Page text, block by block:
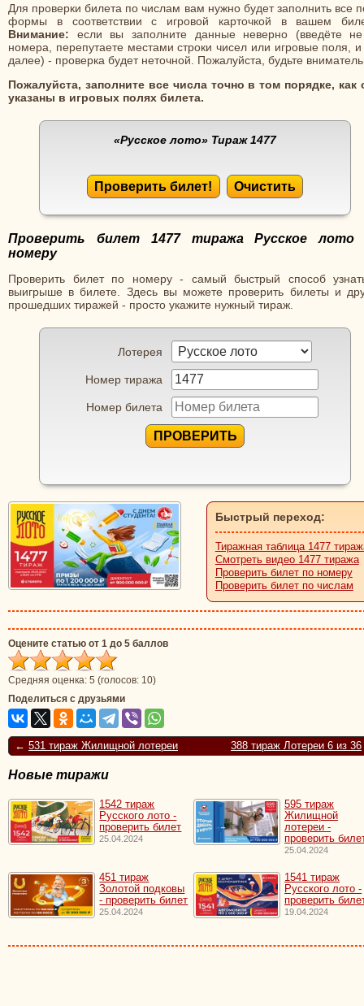
Для проверки билета по числам вам нужно будет заполнить все
формы в соответствии с игровой карточкой в вашем
Внимание: если вы заполните данные неверно (введёте
номера, перепутаете местами строки чисел или игровые поля, и
далее) - проверка будет неточной. Пожалуйста, будьте
Пожалуйста, заполните все числа точно в том порядке, как
указаны в игровых полях билета.
«Русское лото» Тираж 1477
Проверить билет! Очистить
Проверить билет 1477 тиража Русское лото
номеру
Проверить билет по номеру - самый быстрый способ
выигрыше в билете. Здесь вы можете проверить билеты и
прошедших тиражей - просто укажите нужный тираж.
Лотерея
Номер тиража
Номер билета
ПРОВЕРИТЬ
Быстрый переход:
Тиражная таблица 1477
Смотреть видео 1477 тиража
Проверить билет по номеру
Проверить билет по числам
Оцените статью от 1 до 5 баллов
Средняя оценка: 5 (голосов: 10)
Поделиться с друзьями
← 531 тираж Жилищной лотереи 388 тираж Лотереи 6 из 36
Новые тиражи
1542 тираж
Русского лото -
проверить билет
25.04.2024
595 тираж
Жилищной
лотереи -
проверить
25.04.2024
451 тираж
Золотой подковы
- проверить билет
25.04.2024
1541 тираж
Русского лото -
проверить
19.04.2024